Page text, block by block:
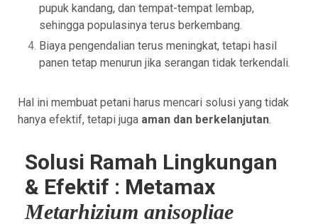
pupuk kandang, dan tempat-tempat lembap,
sehingga populasinya terus berkembang.
Biaya pengendalian terus meningkat, tetapi hasil
panen tetap menurun jika serangan tidak terkendali.
Hal ini membuat petani harus mencari solusi yang tidak
hanya efektif, tetapi juga aman dan berkelanjutan.
Solusi Ramah Lingkungan
& Efektif : Metamax
Metarhizium anisopliae